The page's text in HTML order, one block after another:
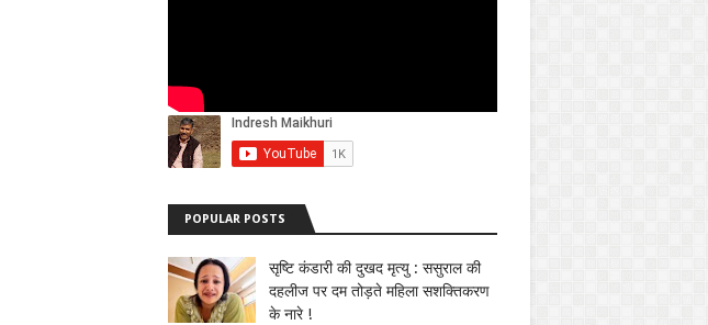
POPULAR POSTS
सृष्टि कंडारी की दुखद मृत्यु : ससुराल की
दहलीज पर दम तोड़ते महिला सशक्तिकरण
के नारे !